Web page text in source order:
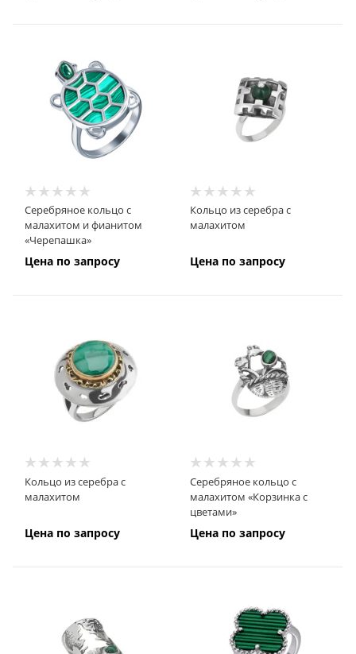
Серебряное кольцо с
малахитом и фианитом
«Черепашка»
Цена по запросу
Кольцо из серебра с
малахитом
Цена по запросу
Кольцо из серебра с
малахитом
Цена по запросу
Серебряное кольцо с
малахитом «Корзинка с
цветами»
Цена по запросу